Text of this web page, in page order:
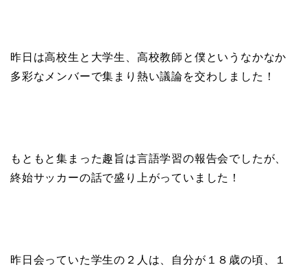
昨日は高校生と大学生、高校教師と僕というなかなか
多彩なメンバーで集まり熱い議論を交わしました！
もともと集まった趣旨は言語学習の報告会でしたが、
終始サッカーの話で盛り上がっていました！
昨日会っていた学生の２人は、自分が１８歳の頃、１